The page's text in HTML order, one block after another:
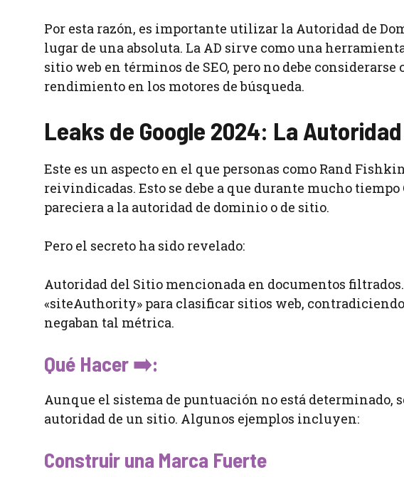
Por esta razón, es importante utilizar la Autoridad de
lugar de una absoluta. La AD sirve como una
sitio web en términos de SEO, pero no debe
rendimiento en los motores de búsqueda.
Leaks de Google 2024: La
Este es un aspecto en el que personas como Rand
reivindicadas. Esto se debe a que durante mucho
pareciera a la autoridad de dominio o de sitio.
Pero el secreto ha sido revelado:
Autoridad del Sitio mencionada en documentos
«siteAuthority» para clasificar sitios web,
negaban tal métrica​.
Qué Hacer ➡️:
Aunque el sistema de puntuación no está determinado,
autoridad de un sitio. Algunos ejemplos incluyen:
Construir una Marca Fuerte